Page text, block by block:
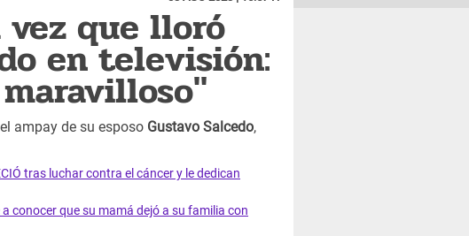
que lloró
en televisión:
ampay de su esposo Gustavo Salcedo,
tras luchar contra el cáncer y le dedican
conocer que su mamá dejó a su familia con